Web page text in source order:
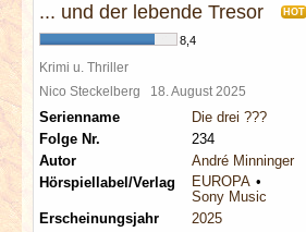
... und der lebende Tresor HOT
8,4
Krimi u. Thriller
Nico Steckelberg 18. August 2025
Serienname
Die drei ???
Folge Nr.
234
Autor
André Minninger
Hörspiellabel/Verlag
EUROPA
Sony Music
Erscheinungsjahr
2025